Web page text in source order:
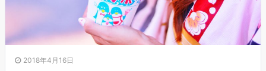
2018年4月16日